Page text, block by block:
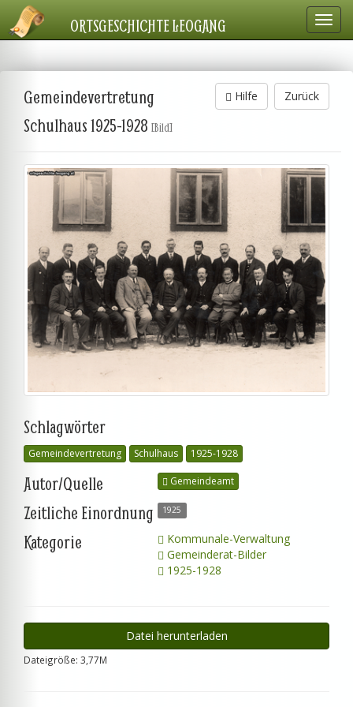
ORTSGESCHICHTE LEOGANG
Zurück
Hilfe
Gemeindevertretung
Schulhaus 1925-1928 [Bild]
Schlagwörter
Gemeindevertretung Schulhaus 1925-1928
Autor/Quelle Gemeindeamt
Zeitliche Einordnung 1925
Kategorie
Kommunale-Verwaltung
Gemeinderat-Bilder
1925-1928
Datei herunterladen
Dateigröße: 3,77M